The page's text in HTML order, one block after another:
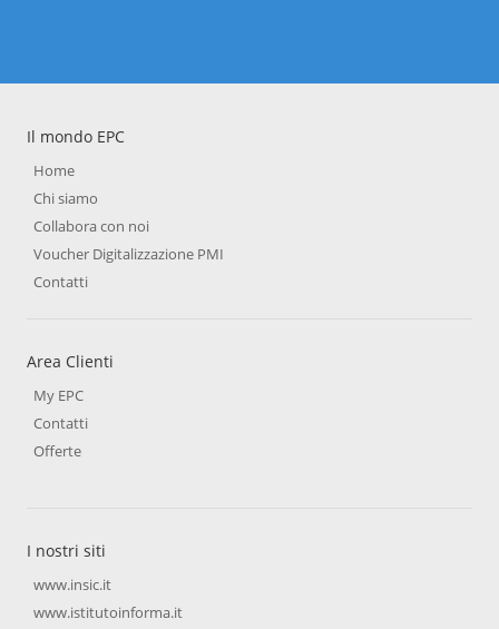
Il mondo EPC
Home
Chi siamo
Collabora con noi
Voucher Digitalizzazione PMI
Contatti
Area Clienti
My EPC
Contatti
Offerte
I nostri siti
www.insic.it
www.istitutoinforma.it